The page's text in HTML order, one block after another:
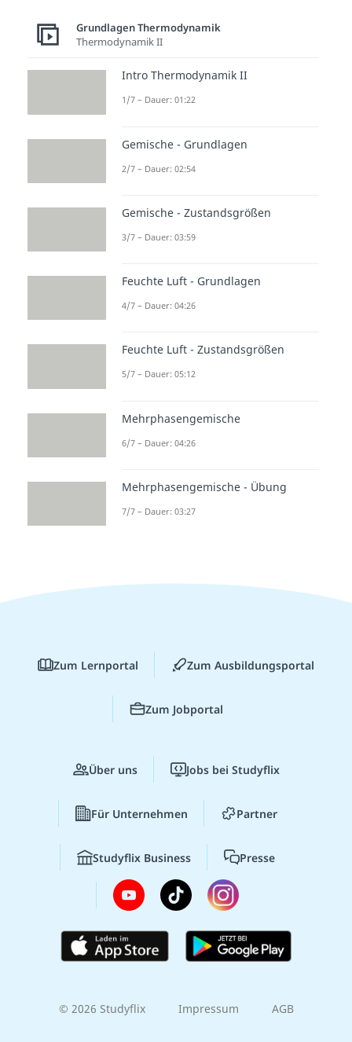
Grundlagen Thermodynamik
Thermodynamik II
Intro Thermodynamik II
1/7 – Dauer: 01:22
Gemische - Grundlagen
2/7 – Dauer: 02:54
Gemische - Zustandsgrößen
3/7 – Dauer: 03:59
Feuchte Luft - Grundlagen
4/7 – Dauer: 04:26
Feuchte Luft - Zustandsgrößen
5/7 – Dauer: 05:12
Mehrphasengemische
6/7 – Dauer: 04:26
Mehrphasengemische - Übung
7/7 – Dauer: 03:27
Zum Lernportal Zum Ausbildungsportal
Zum Jobportal
Über uns Jobs bei Studyflix
Für Unternehmen Partner
Studyflix Business Presse
© 2026 Studyflix Impressum AGB